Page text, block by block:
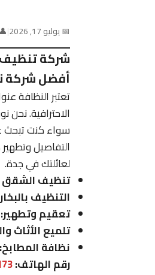
📅 يوليو 17, 2026 |
شركة تنظيف
أفضل شركة
تعتبر النظافة
الاحترافية. نحن
سواء كنت تبحث
التفاصيل
لعائلتك في جدة.
تنظيف الشقق
التنظيف
تعقيم وتطهير:
تلميع الأثاث
نظافة المطابخ:
رقم الهاتف: